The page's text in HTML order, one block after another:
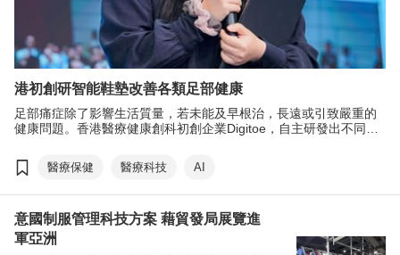
港初創研智能鞋墊改善各類足部健康
足部痛症除了影響生活質量，若未能及早根治，長遠或引致嚴重的
健康問題。香港醫療健康創科初創企業Digitoe，自主研發出不同系
部健康解決方案。公司更憑嶄新科研成果獲選香港貿發局（貿發
局）「創業快綫」十家優勝初創之一，正從香港出發，全力開拓亞
醫療保健 醫療科技 AI
意國制服管理科技方案 藉貿發局展覽進
軍亞洲